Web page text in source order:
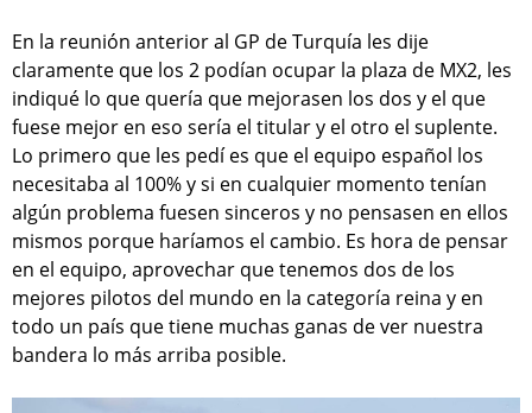
En la reunión anterior al GP de Turquía les dije
claramente que los 2 podían ocupar la plaza de MX2, les
indiqué lo que quería que mejorasen los dos y el que
fuese mejor en eso sería el titular y el otro el suplente.
Lo primero que les pedí es que el equipo español los
necesitaba al 100% y si en cualquier momento tenían
algún problema fuesen sinceros y no pensasen en ellos
mismos porque haríamos el cambio. Es hora de pensar
en el equipo, aprovechar que tenemos dos de los
mejores pilotos del mundo en la categoría reina y en
todo un país que tiene muchas ganas de ver nuestra
bandera lo más arriba posible.